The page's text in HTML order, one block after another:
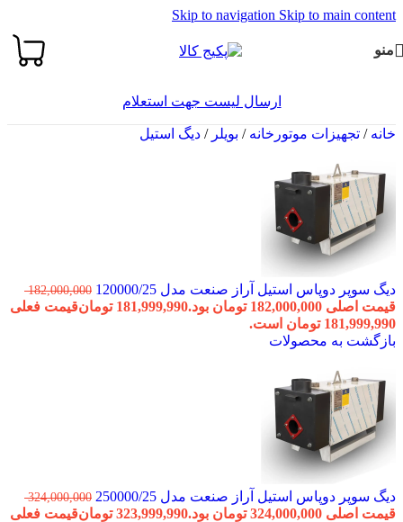
Skip to navigation Skip to main content
منو
ارسال لیست جهت استعلام
خانه/ تجهیزات موتورخانه/ بویلر/ دیگ استیل
دیگ سوپر دوپاس استیل آراز صنعت مدل 120000/25 182,000,000
قیمت اصلی 182,000,000 تومان بود. 181,999,990 تومانقیمت فعلی
181,999,990 تومان است.
بازگشت به محصولات
دیگ سوپر دوپاس استیل آراز صنعت مدل 250000/25 324,000,000
قیمت اصلی 324,000,000 تومان بود. 323,999,990 تومانقیمت فعلی